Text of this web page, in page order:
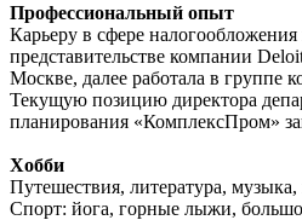
Профессиональный опыт
Карьеру в сфере налогообложения
представительстве компании
Москве, далее работала в группе
Текущую позицию директора
планирования «КомплексПром»
Хобби
Путешествия, литература,
Спорт: йога, горные лыжи,